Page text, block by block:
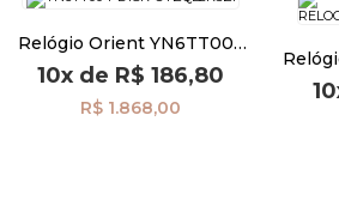
Relógio Orient YN6TT004
D1SK
10x de R$ 186,80
R$ 1.868,00
Pulseiras